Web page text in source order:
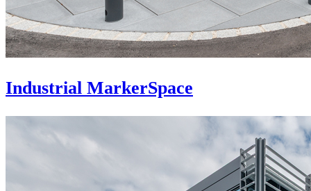
Industrial MarkerSpace